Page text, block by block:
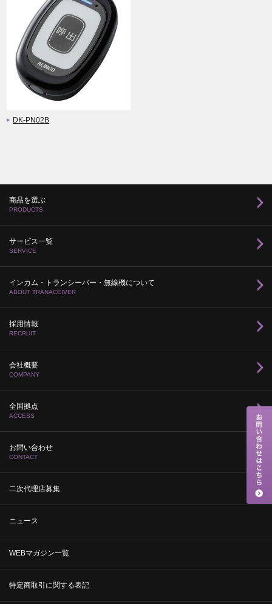
DK-PN02B
商品を選ぶ
PRODUCTS
サービス一覧
SERVICE
インカム・トランシーバー・無線機について
ABOUT TRANACEIVER
採用情報
RECRUIT
会社概要
COMPANY
全国拠点
ACCESS
お問い合わせ
CONTACT
二次代理店募集
ニュース
WEBマガジン一覧
特定商取引に関する表記